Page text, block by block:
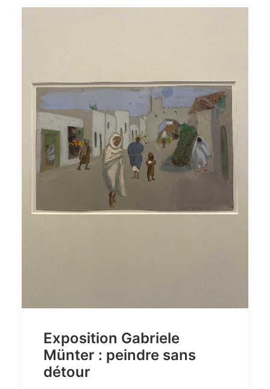
Exposition Gabriele
Münter : peindre sans
détour